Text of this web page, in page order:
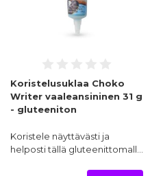
Koristelusuklaa Choko
Writer vaaleansininen 31 g
- gluteeniton
Koristele näyttävästi ja
helposti tällä gluteenittomall…